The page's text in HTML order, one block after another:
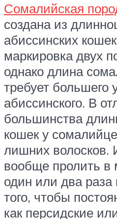
Сомалийская
создана из
абиссинских
маркировка двух
однако длина
требует большего
абиссинского. В
большинства
кошек у
лишних волосков.
вообще пролить в
один или два раза
того, чтобы
как персидские